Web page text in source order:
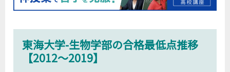
東海大学-生物学部の合格最低点推移
【2012～2019】